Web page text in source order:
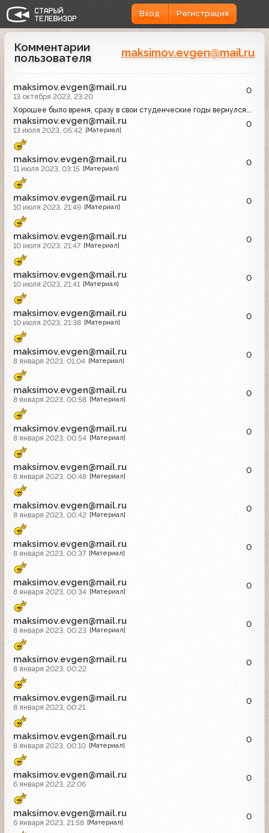
Вход Регистрация
Комментарии
пользователя
maksimov.evgen@mail.ru
maksimov.evgen@mail.ru
13 октября 2023, 23:20
0
Хорошее было время, сразу в свои студенческие годы вернулся...
maksimov.evgen@mail.ru
13 июля 2023, 05:42 [Материал]
0
maksimov.evgen@mail.ru
11 июля 2023, 03:15 [Материал]
0
maksimov.evgen@mail.ru
10 июля 2023, 21:49 [Материал]
0
maksimov.evgen@mail.ru
10 июля 2023, 21:47 [Материал]
0
maksimov.evgen@mail.ru
10 июля 2023, 21:41 [Материал]
0
maksimov.evgen@mail.ru
10 июля 2023, 21:38 [Материал]
0
maksimov.evgen@mail.ru
8 января 2023, 01:04 [Материал]
0
maksimov.evgen@mail.ru
8 января 2023, 00:58 [Материал]
0
maksimov.evgen@mail.ru
8 января 2023, 00:54 [Материал]
0
maksimov.evgen@mail.ru
8 января 2023, 00:48 [Материал]
0
maksimov.evgen@mail.ru
8 января 2023, 00:42 [Материал]
0
maksimov.evgen@mail.ru
8 января 2023, 00:37 [Материал]
0
maksimov.evgen@mail.ru
8 января 2023, 00:34 [Материал]
0
maksimov.evgen@mail.ru
8 января 2023, 00:23 [Материал]
0
maksimov.evgen@mail.ru
8 января 2023, 00:22
0
maksimov.evgen@mail.ru
8 января 2023, 00:21
0
maksimov.evgen@mail.ru
8 января 2023, 00:10 [Материал]
0
maksimov.evgen@mail.ru
6 января 2023, 22:06
0
maksimov.evgen@mail.ru
6 января 2023, 21:58 [Материал]
0